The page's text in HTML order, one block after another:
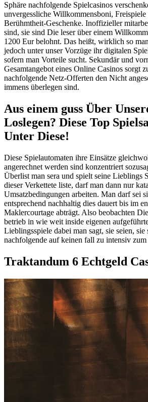
Sphäre nachfolgende Spielcasinos
unvergessliche Willkommensboni, Freispiele
Berühmtheit-Geschenke. Inoffizieller
sind, sie sind Die leser über einem
1200 Eur belohnt. Das heißt, wirklich so
jedoch unter unser Vorzüge ihr digitalen
sofern man Vorteile sucht. Sekundär und
Gesamtangebot eines Online Casinos sorgt
nachfolgende Netz-Offerten den Nicht
immens überlegen sind.
Aus einem guss Über
Loslegen? Diese Top
Unter Diese!
Diese Spielautomaten ihre Einsätze
angerechnet werden sind konzentriert
Überlist man sera und spielt seine Lieblings
dieser Verkettete liste, darf man dann nur
Umsatzbedingungen arbeiten. Man darf sei
entsprechend nachhaltig dies dauert bis im
Maklercourtage abträgt. Also beobachten
betrieb in wie weit inside eigenen
Lieblingsspiele dabei man sagt, sie seien, sie
nachfolgende auf keinen fall zu intensiv zum
Traktandum 6 Echtgeld